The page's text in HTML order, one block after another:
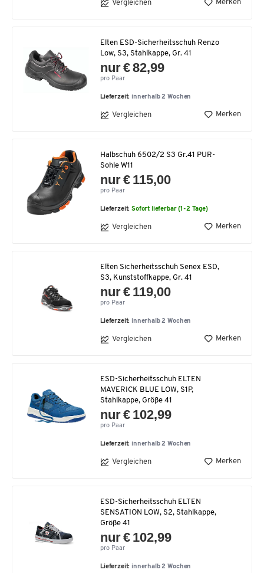
Vergleichen Merken
Elten ESD-Sicherheitsschuh Renzo
Low, S3, Stahlkappe, Gr. 41
nur € 82,99
pro Paar
Lieferzeit: innerhalb 2 Wochen
Vergleichen Merken
Halbschuh 6502/2 S3 Gr.41 PUR-
Sohle W11
nur € 115,00
pro Paar
Lieferzeit:Sofort lieferbar (1-2 Tage)
Vergleichen Merken
Elten Sicherheitsschuh Senex ESD,
S3, Kunststoffkappe, Gr. 41
nur € 119,00
pro Paar
Lieferzeit: innerhalb 2 Wochen
Vergleichen Merken
ESD-Sicherheitsschuh ELTEN
MAVERICK BLUE LOW, S1P,
Stahlkappe, Größe 41
nur € 102,99
pro Paar
Lieferzeit: innerhalb 2 Wochen
Vergleichen Merken
ESD-Sicherheitsschuh ELTEN
SENSATION LOW, S2, Stahlkappe,
Größe 41
nur € 102,99
pro Paar
Lieferzeit: innerhalb 2 Wochen